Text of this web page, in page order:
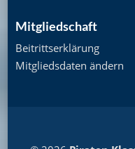
Mitgliedschaft
Beitrittserklärung
Mitgliedsdaten ändern